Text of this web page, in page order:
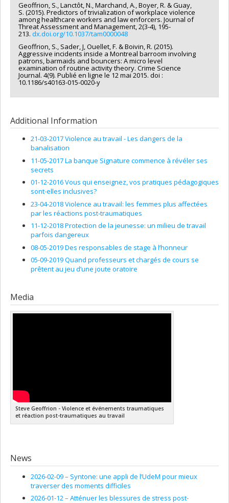
Geoffrion, S., Lanctôt, N., Marchand, A., Boyer, R. & Guay,
S. (2015). Predictors of trivialization of workplace violence
among healthcare workers and law enforcers. Journal of
Threat Assessment and Management, 2(3-4), 195-
213. dx.doi.org/10.1037/tam0000048
Geoffrion, S., Sader, J, Ouellet, F. & Boivin, R. (2015).
Aggressive incidents inside a Montreal barroom involving
patrons, barmaids and bouncers: A micro level
examination of routine activity theory. Crime Science
Journal. 4(9). Publié en ligne le 12 mai 2015. doi :
10.1186/s40163-015-0020-y
Additional Information
21-03-2017 Violence au travail - Les dangers de la
banalisation
11-05-2017 La banque Signature commence à révéler ses
secrets
01-12-2016 Vous qui enseignez, vos pratiques pédagogiques
sont-elles inclusives?
23-04-2018 Violence au travail: les femmes plus affectées
par les réactions post-traumatiques
11-12-2018 Protection de la jeunesse: un milieu de travail
parfois dangereux
08-05-2019 Des responsables de stage à l’honneur
05-09-2019 Quand professeurs et chargés de cours se
prêtent au jeu d’une joute oratoire
Media
Steve Geoffrion - Violence et événements traumatiques
et réaction post-traumatiques au travail
News
2026-02-09 – Syntone: une appli de l’UdeM pour mieux
traverser des moments difficiles
2026-01-12 – Atténuer les blessures de stress post-